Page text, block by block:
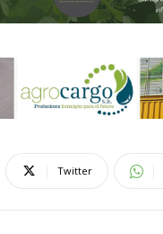
Twitter